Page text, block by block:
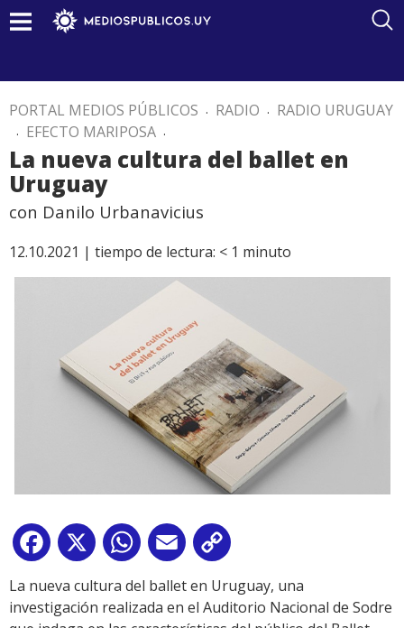
PORTAL MEDIOS PÚBLICOS . RADIO . RADIO URUGUAY
. EFECTO MARIPOSA .
La nueva cultura del ballet en
Uruguay
con Danilo Urbanavicius
12.10.2021 | tiempo de lectura: < 1 minuto
Facebook
X WhatsApp
Email
Link
La nueva cultura del ballet en Uruguay, una
investigación realizada en el Auditorio Nacional de Sodre